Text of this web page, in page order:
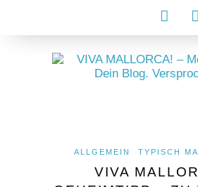
ALLGEMEIN TYPISCH
VIVA